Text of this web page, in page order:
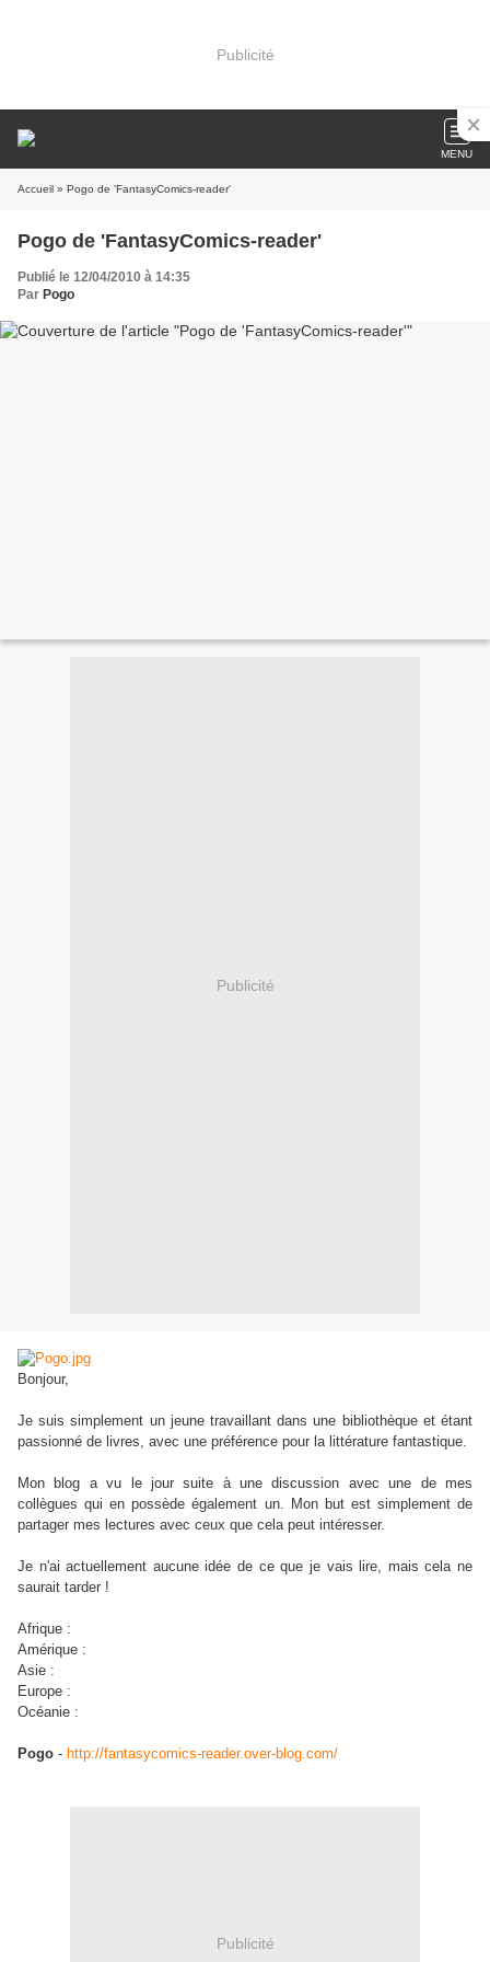
Publicité
MENU
Accueil » Pogo de 'FantasyComics-reader'
Pogo de 'FantasyComics-reader'
Publié le 12/04/2010 à 14:35
Par Pogo
Publicité
Bonjour,
Je suis simplement un jeune travaillant dans une bibliothèque et étant
passionné de livres, avec une préférence pour la littérature fantastique.
Mon blog a vu le jour suite à une discussion avec une de mes
collègues qui en possède également un. Mon but est simplement de
partager mes lectures avec ceux que cela peut intéresser.
Je n'ai actuellement aucune idée de ce que je vais lire, mais cela ne
saurait tarder !
Afrique :
Amérique :
Asie :
Europe :
Océanie :
Pogo - http://fantasycomics-reader.over-blog.com/
Publicité